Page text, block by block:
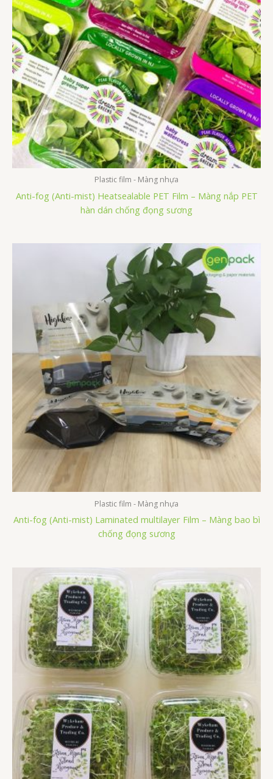
Plastic film - Màng nhựa
Anti-fog (Anti-mist) Heatsealable PET Film – Màng nắp PET
hàn dán chống đọng sương
Plastic film - Màng nhựa
Anti-fog (Anti-mist) Laminated multilayer Film – Màng bao bì
chống đọng sương